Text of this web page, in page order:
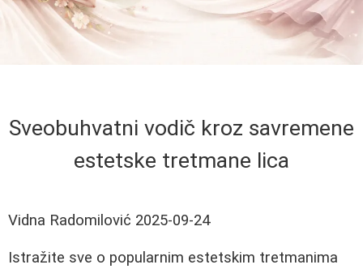
Sveobuhvatni vodič kroz savremene
estetske tretmane lica
Vidna Radomilović 2025-09-24
Istražite sve o popularnim estetskim tretmanima